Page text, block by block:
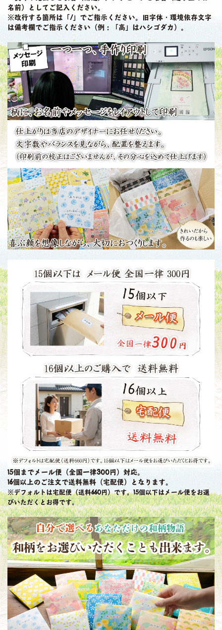
名前）としてご記入ください。
※改行する箇所は「/」でご指示ください。旧字体・環境依存文字
は備考欄でご指示ください（例：「高」はハシゴダカ）。
15個までメール便（全国一律300円）対応。
16個以上のご注文で送料無料（宅配便）となります。
※デフォルトは宅配便（送料660円）です。15個以下はメール便をお選
びいただくとお得です。